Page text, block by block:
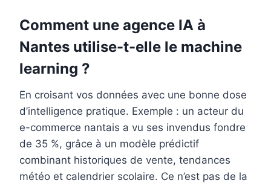
Comment une agence IA à
Nantes utilise-t-elle le machine
learning ?
En croisant vos données avec une bonne dose
d’intelligence pratique. Exemple : un acteur du
e-commerce nantais a vu ses invendus fondre
de 35 %, grâce à un modèle prédictif
combinant historiques de vente, tendances
météo et calendrier scolaire. Ce n’est pas de la